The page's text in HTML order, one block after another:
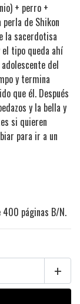
+ perro +
de Shikon
la sacerdotisa
tipo queda ahí
del
y termina
que él. Después
y la bella y
si quieren
para ir a un
400 páginas B/N.
+